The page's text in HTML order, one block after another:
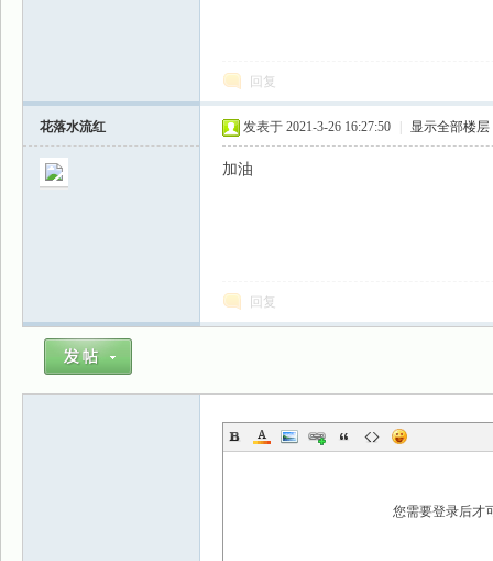
回复
花落水流红 发表于 2021-3-26 16:27:50 显示全部楼层
加油
回复
您需要登录后才